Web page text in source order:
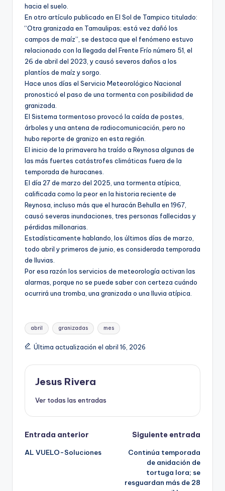
hacia el suelo.
En otro artículo publicado en El Sol de Tampico titulado:
“Otra granizada en Tamaulipas; está vez dañó los
campos de maíz”, se destaca que el fenómeno estuvo
relacionado con la llegada del Frente Frío número 51, el
26 de abril del 2023, y causó severos daños a los
plantíos de maíz y sorgo.
Hace unos días el Servicio Meteorológico Nacional
pronosticó el paso de una tormenta con posibilidad de
granizada.
El Sistema tormentoso provocó la caída de postes,
árboles y una antena de radiocomunicación, pero no
hubo reporte de granizo en esta región.
El inicio de la primavera ha traído a Reynosa algunas de
las más fuertes catástrofes climáticas fuera de la
temporada de huracanes.
El día 27 de marzo del 2025, una tormenta atípica,
calificada como la peor en la historia reciente de
Reynosa, incluso más que el huracán Behulla en 1967,
causó severas inundaciones, tres personas fallecidas y
pérdidas millonarias.
Estadísticamente hablando, los últimos días de marzo,
todo abril y primeros de junio, es considerada temporada
de lluvias.
Por esa razón los servicios de meteorología activan las
alarmas, porque no se puede saber con certeza cuándo
ocurrirá una tromba, una granizada o una lluvia atípica.
Etiquetas:
abril granizadas mes
Última actualización el abril 16, 2026
Jesus Rivera
Ver todas las entradas
Navegación
de
Entrada anterior
AL VUELO-Soluciones
Siguiente entrada
Continúa temporada
de anidación de
tortuga lora; se
resguardan más de 28